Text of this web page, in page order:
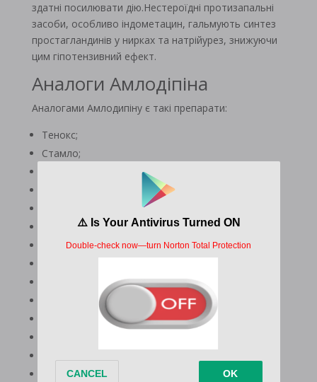
здатні посилювати дію.Нестероїдні протизапальні
засоби, особливо індометацин, гальмують синтез
простагландинів у нирках та натрійурез, знижуючи
цим гіпотензивний ефект.
Аналоги Амлодіпіна
Аналогами Амлодипіну є такі препарати:
Тенокс;
Стамло;
Корді Кор;
Кармагіп;
Віро-Амлодіпін;
Амлонорм;